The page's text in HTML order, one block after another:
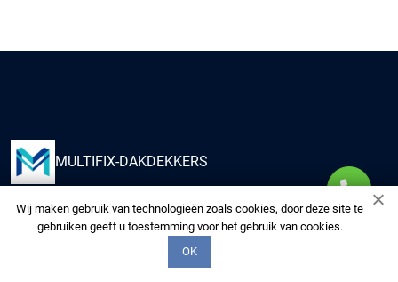
Wij maken gebruik van technologieën zoals cookies, door deze site te
gebruiken geeft u toestemming voor het gebruik van cookies.
OK
MULTIFIX-DAKDEKKERS
Kies ons om uw huis te voorzien van kwaliteitsdiensten
van onze multidisciplinaire experts. Wij zorgen voor uw
woning alsof het de onze is.